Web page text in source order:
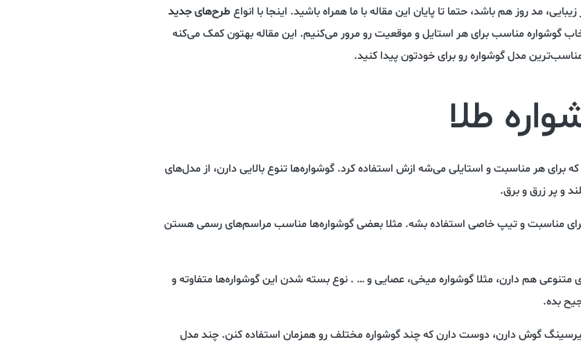
مد روز هم باشد، حتما تا پایان این مقاله با ما همراه باشید. اینجا با انواع طرح‌های جدید
گوشواره مناسب برای هر استایل و موقعیت رو مرور می‌کنیم. این مقاله بهتون کمک می‌کنه
مدل گوشواره رو برای خودتون پیدا کنید.
طلا
که برای هر مناسبت و استایلی می‌شه ازش استفاده کرد. گوشواره‌ها تنوع بالایی دارن، از مدل‌های
و پر زرق و برق.
مناسبت و تیپ خاصی استفاده بشه. مثلا بعضی گوشواره‌ها مناسب مراسم‌های رسمی هستن
متنوعی هم دارن، مثلا گوشواره میخی، عصایی و … . نوع بسته شدن این گوشواره‌ها متفاوته و
بده.
پیرسینگ گوش دارن، دوست دارن که چند گوشواره مختلف رو همزمان استفاده کنن. چند مدل